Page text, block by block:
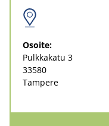
Osoi­te:
Pulk­ka­ka­tu 3
33580
Tam­pe­re